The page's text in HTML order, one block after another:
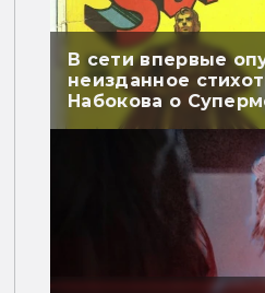
В сети впервые
неизданное
Набокова о
перевели